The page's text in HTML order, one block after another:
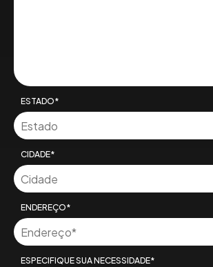
ESTADO*
CIDADE*
ENDEREÇO*
ESPECIFIQUE SUA NECESSIDADE*